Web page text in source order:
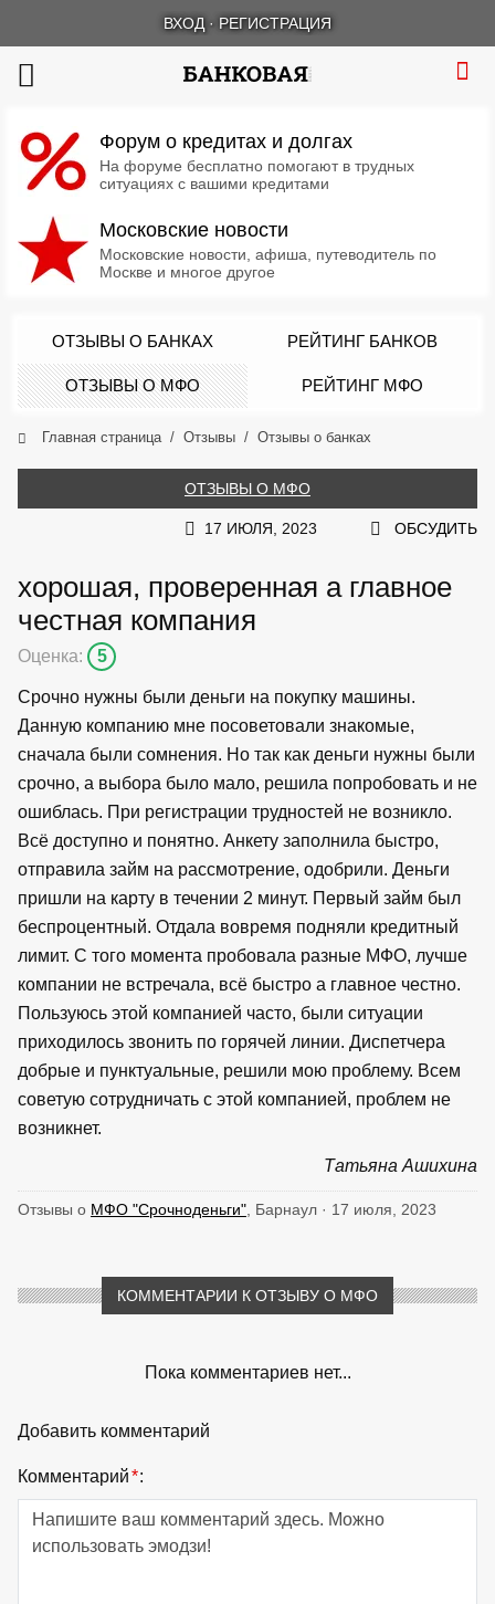
ВХОД · РЕГИСТРАЦИЯ
Форум о кредитах и долгах
На форуме бесплатно помогают в трудных
ситуациях с вашими кредитами
Московские новости
Московские новости, афиша, путеводитель по
Москве и многое другое
ОТЗЫВЫ О БАНКАХ РЕЙТИНГ БАНКОВ
ОТЗЫВЫ О МФО РЕЙТИНГ МФО
Главная страница Отзывы Отзывы о банках
ОТЗЫВЫ О МФО
17 ИЮЛЯ, 2023 ОБСУДИТЬ
хорошая, проверенная а главное
честная компания
Оценка: 5
Срочно нужны были деньги на покупку машины.
Данную компанию мне посоветовали знакомые,
сначала были сомнения. Но так как деньги нужны были
срочно, а выбора было мало, решила попробовать и не
ошиблась. При регистрации трудностей не возникло.
Всё доступно и понятно. Анкету заполнила быстро,
отправила займ на рассмотрение, одобрили. Деньги
пришли на карту в течении 2 минут. Первый займ был
беспроцентный. Отдала вовремя подняли кредитный
лимит. С того момента пробовала разные МФО, лучше
компании не встречала, всё быстро а главное честно.
Пользуюсь этой компанией часто, были ситуации
приходилось звонить по горячей линии. Диспетчера
добрые и пунктуальные, решили мою проблему. Всем
советую сотрудничать с этой компанией, проблем не
возникнет.
Татьяна Ашихина
Отзывы о МФО "Срочноденьги" , Барнаул · 17 июля, 2023
КОММЕНТАРИИ К ОТЗЫВУ О МФО
Пока комментариев нет...
Добавить комментарий
Комментарий*: